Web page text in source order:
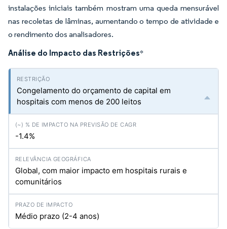
instalações iniciais também mostram uma queda mensurável
nas recoletas de lâminas, aumentando o tempo de atividade e
o rendimento dos analisadores.
Análise do Impacto das Restrições*
Congelamento do orçamento de capital em
hospitais com menos de 200 leitos
-1.4%
Global, com maior impacto em hospitais rurais e
comunitários
Médio prazo (2-4 anos)